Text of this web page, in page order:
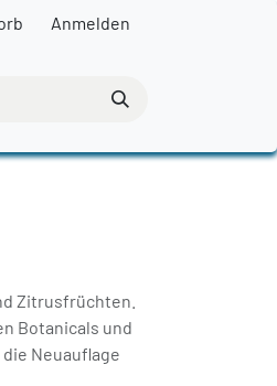
Anmelden
Zitrusfrüchten.
Botanicals und
Neuauflage